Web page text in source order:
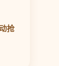
抢